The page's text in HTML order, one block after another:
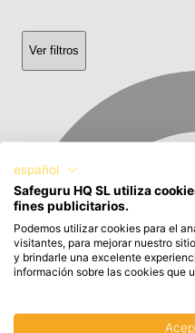
Ver filtros
español
Safeguru HQ SL utiliza
fines publicitarios.
Podemos utilizar cookies para el
visitantes, para mejorar nuestro
y brindarle una excelente
información sobre las cookies que